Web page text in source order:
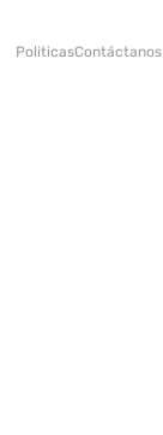
PoliticasContáctanos